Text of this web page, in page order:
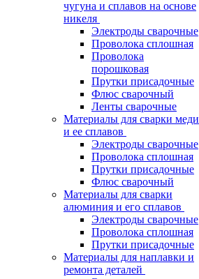
чугуна и сплавов на основе
никеля
Электроды сварочные
Проволока сплошная
Проволока
порошковая
Прутки присадочные
Флюс сварочный
Ленты сварочные
Материалы для сварки меди
и ее сплавов
Электроды сварочные
Проволока сплошная
Прутки присадочные
Флюс сварочный
Материалы для сварки
алюминия и его сплавов
Электроды сварочные
Проволока сплошная
Прутки присадочные
Материалы для наплавки и
ремонта деталей